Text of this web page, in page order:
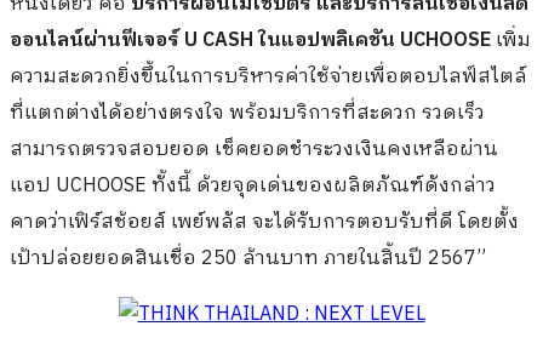
ออนไลน์ผ่านฟีเจอร์ U CASH ในแอปพลิเคชัน UCHOOSEเพิ่ม
ความสะดวกยิ่งขึ้นในการบริหารค่าใช้จ่ายเพื่อตอบไลฟ์สไตล์
ที่แตกต่างได้อย่างตรงใจ พร้อมบริการที่สะดวก รวดเร็ว
สามารถตรวจสอบยอด เช็คยอดชำระวงเงินคงเหลือผ่าน
แอป UCHOOSE ทั้งนี้ ด้วยจุดเด่นของผลิตภัณฑ์ดังกล่าว
คาดว่าเฟิร์สช้อยส์ เพย์พลัส จะได้รับการตอบรับที่ดี โดยตั้ง
เป้าปล่อยยอดสินเชื่อ 250 ล้านบาท ภายในสิ้นปี 2567”